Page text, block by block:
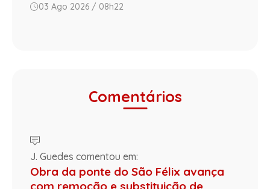
03 Ago 2026 / 08h22
Comentários
J. Guedes comentou em:
Obra da ponte do São Félix avança
com remoção e substituição de